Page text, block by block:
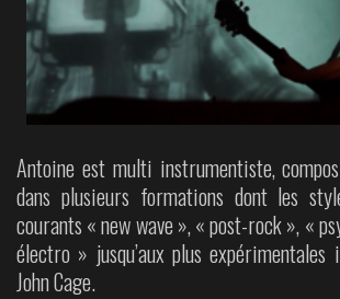
Antoine est multi instrumentiste,
dans plusieurs formations dont les
courants « new wave », « post-rock », «
électro » jusqu’aux plus
John Cage.